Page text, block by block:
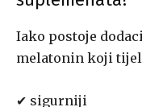
Iako postoje
melatonin koji
✔ sigurniji